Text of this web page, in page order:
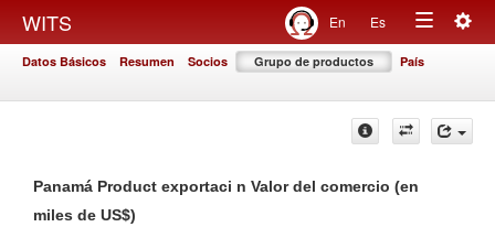
WITS En Es
Toggle
Datos Básicos Resumen Socios Grupo de productos País
Panamá Product exportaci n Valor del comercio (en
miles de US$)